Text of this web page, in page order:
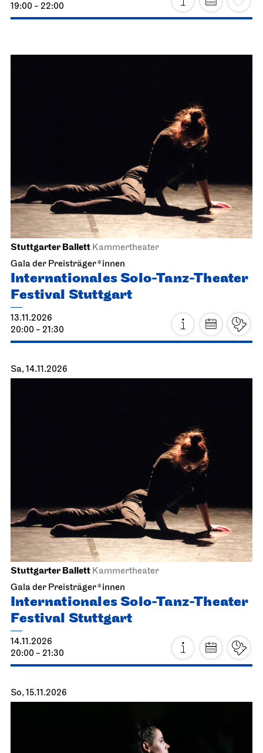
19:00 - 22:00
Stuttgarter Ballett Kammertheater
Gala der Preisträger*innen
Internationales Solo-Tanz-Theater
Festival Stuttgart
13.11.2026
20:00 - 21:30
Sa, 14.11.2026
Stuttgarter Ballett Kammertheater
Gala der Preisträger*innen
Internationales Solo-Tanz-Theater
Festival Stuttgart
14.11.2026
20:00 - 21:30
So, 15.11.2026